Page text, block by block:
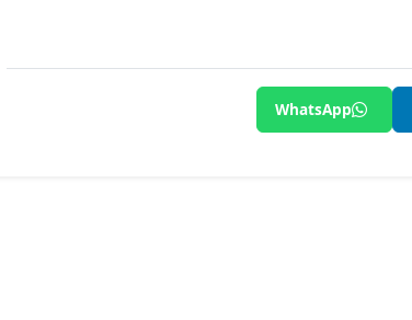
WhatsApp